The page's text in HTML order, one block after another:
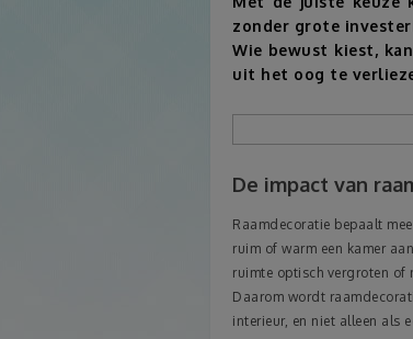
zonder grote
Wie bewust kiest,
uit het oog te
De impact van
Raamdecoratie bepaalt
ruim of warm een kamer
ruimte optisch vergroten of
Daarom wordt
interieur, en niet alleen als